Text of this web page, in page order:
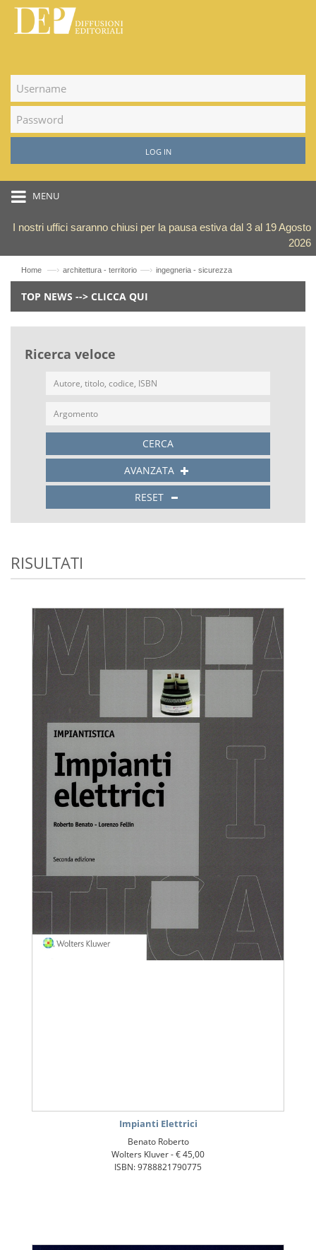
LOG IN
MENU
I nostri uffici saranno chiusi per la pausa estiva dal 3 al 19 Agosto
2026
Home —› architettura - territorio —› ingegneria - sicurezza
TOP NEWS --> CLICCA QUI
Ricerca veloce
CERCA
AVANZATA
RESET
RISULTATI
Impianti Elettrici
Benato Roberto
Wolters Kluver -€ 45,00
ISBN: 9788821790775